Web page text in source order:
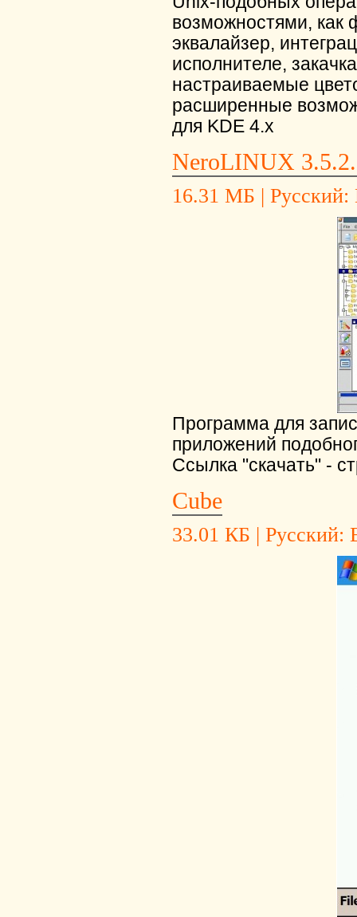
возможностями, как
эквалайзер,
исполнителе,
настраиваемые
расширенные
для KDE 4.x
NeroLINUX
16.31 МБ |
Программа для
приложений
Ссылка "скачать" -
Cube
33.01 КБ | Русский: